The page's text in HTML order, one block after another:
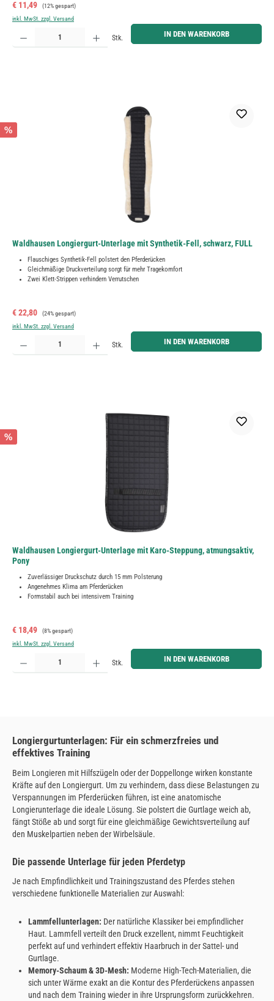
Verkaufspreis:
€ 11,49 Regulärer Preis:
(12% gespart)
inkl. MwSt. zzgl. Versand
Produkt Anzahl: Gib den gewünschten Wert ein oder benutze die Schaltflächen um die Anzahl zu
Stk. IN DEN WARENKORB
%
Waldhausen Longiergurt-Unterlage mit Synthetik-Fell, schwarz, FULL
Flauschiges Synthetik-Fell polstert den Pferderücken
Gleichmäßige Druckverteilung sorgt für mehr Tragekomfort
Zwei Klett-Strippen verhindern Verrutschen
Verkaufspreis:
€ 22,80 Regulärer Preis:
(24% gespart)
inkl. MwSt. zzgl. Versand
Produkt Anzahl: Gib den gewünschten Wert ein oder benutze die Schaltflächen um die Anzahl zu
Stk. IN DEN WARENKORB
%
Waldhausen Longiergurt-Unterlage mit Karo-Steppung, atmungsaktiv,
Pony
Zuverlässiger Druckschutz durch 15 mm Polsterung
Angenehmes Klima am Pferderücken
Formstabil auch bei intensivem Training
Verkaufspreis:
€ 18,49 Regulärer Preis:
(8% gespart)
inkl. MwSt. zzgl. Versand
Produkt Anzahl: Gib den gewünschten Wert ein oder benutze die Schaltflächen um die Anzahl zu
Stk. IN DEN WARENKORB
Longiergurtunterlagen: Für ein schmerzfreies und
effektives Training
Beim Longieren mit Hilfszügeln oder der Doppellonge wirken konstante
Kräfte auf den Longiergurt. Um zu verhindern, dass diese Belastungen zu
Verspannungen im Pferderücken führen, ist eine anatomische
Longierunterlage die ideale Lösung. Sie polstert die Gurtlage weich ab,
fängt Stöße ab und sorgt für eine gleichmäßige Gewichtsverteilung auf
den Muskelpartien neben der Wirbelsäule.
Die passende Unterlage für jeden Pferdetyp
Je nach Empfindlichkeit und Trainingszustand des Pferdes stehen
verschiedene funktionelle Materialien zur Auswahl:
Lammfellunterlagen: Der natürliche Klassiker bei empfindlicher
Haut. Lammfell verteilt den Druck exzellent, nimmt Feuchtigkeit
perfekt auf und verhindert effektiv Haarbruch in der Sattel- und
Gurtlage.
Memory-Schaum & 3D-Mesh: Moderne High-Tech-Materialien, die
sich unter Wärme exakt an die Kontur des Pferderückens anpassen
und nach dem Training wieder in ihre Ursprungsform zurückkehren.